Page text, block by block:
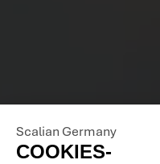
Scalian Germany
COOKIES-